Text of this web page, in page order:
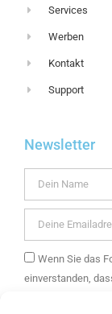
Services
Werben
Kontakt
Support
Newsletter
Wenn Sie das
einverstanden,